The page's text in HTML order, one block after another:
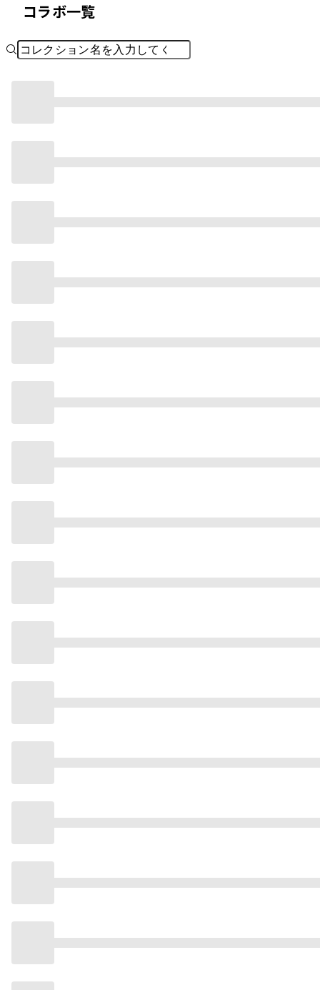
コラボ一覧